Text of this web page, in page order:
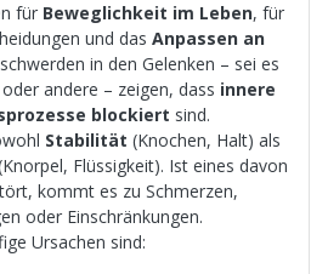
für Beweglichkeit im Leben, für
und das Anpassen an
in den Gelenken – sei es
andere – zeigen, dass innere
blockiert sind.
Stabilität (Knochen, Halt) als
Flüssigkeit). Ist eines davon
kommt es zu Schmerzen,
oder Einschränkungen.
Ursachen sind: